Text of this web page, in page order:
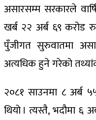
असारसम्म सरकारले
खर्ब २२ अर्ब ६९ करोड
पुँजीगत सुरुवातमा
अत्यधिक हुने गरेको
२०८१ साउनमा ८ अर्ब
थियो । त्यस्तै, भदौमा ६